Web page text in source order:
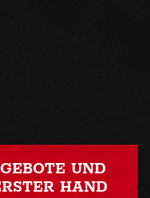
UND
HAND